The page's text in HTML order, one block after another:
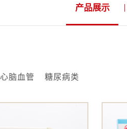
产品展示
心脑血管 糖尿病类